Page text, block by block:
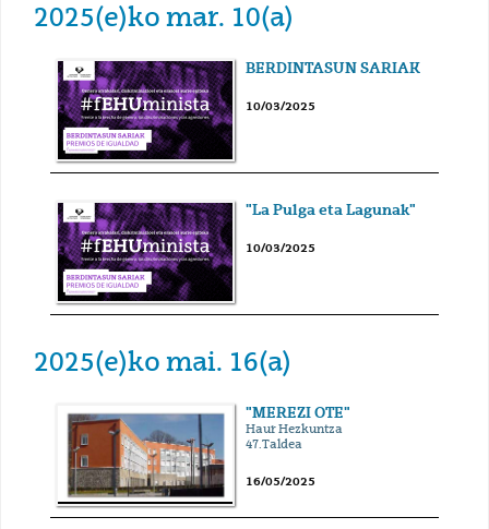
2025(e)ko mar. 10(a)
BERDINTASUN SARIAK
10/03/2025
"La Pulga eta Lagunak"
10/03/2025
2025(e)ko mai. 16(a)
"MEREZI OTE"
Haur Hezkuntza
47.Taldea
16/05/2025